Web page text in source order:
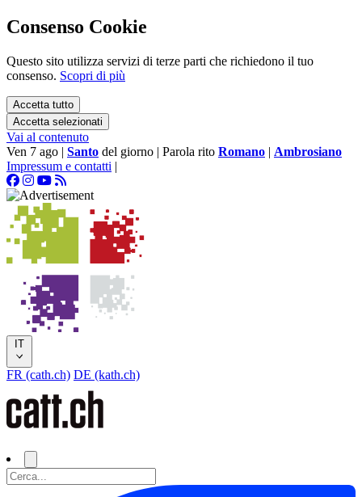
Consenso Cookie
Questo sito utilizza servizi di terze parti che richiedono il tuo
consenso. Scopri di più
Accetta tutto
Accetta selezionati
Vai al contenuto
Ven 7 ago | Santo del giorno | Parola rito Romano | Ambrosiano
Impressum e contatti |
IT
FR (cath.ch) DE (kath.ch)